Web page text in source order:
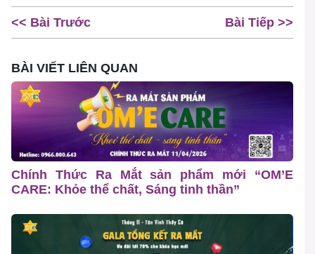
<< Bài Trước Bài Tiếp >>
BÀI VIẾT LIÊN QUAN
Chính Thức Ra Mắt sản phẩm mới “OM’E
CARE: Khỏe thể chất, Sáng tinh thần”